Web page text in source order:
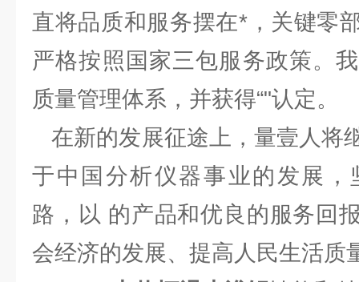
直将品质和服务摆在*，关键零
严格按照国家三包服务政策。
质量管理体系，并获得“"认定。
在新的发展征途上，量壹人将
于中国分析仪器事业的发展，
路，以 的产品和优良的服务回
会经济的发展、提高人民生活质